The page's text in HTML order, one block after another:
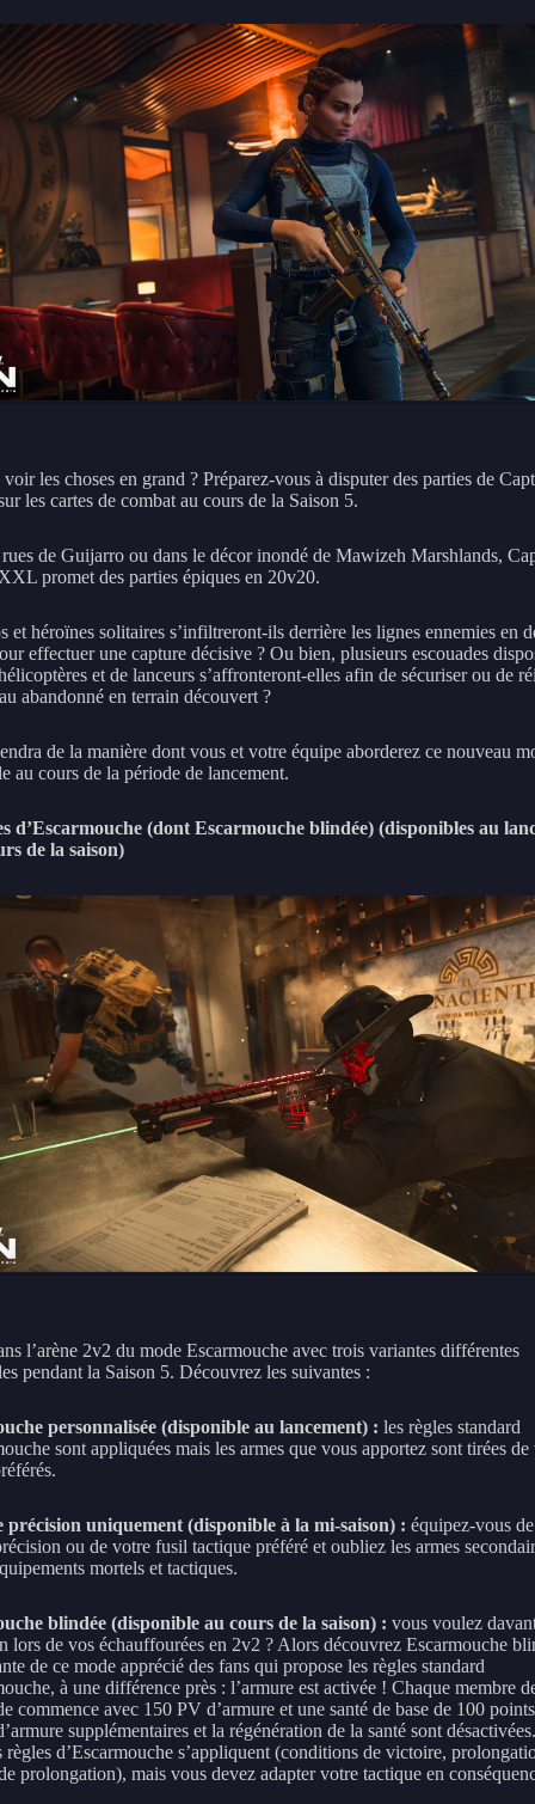
les choses en grand ? Préparez-vous à disputer des parties de
les cartes de combat au cours de la Saison 5.
de Guijarro ou dans le décor inondé de Mawizeh Marshlands,
promet des parties épiques en 20v20.
et héroïnes solitaires s’infiltreront-ils derrière les lignes ennemies en
effectuer une capture décisive ? Ou bien, plusieurs escouades
et de lanceurs s’affronteront-elles afin de sécuriser ou de
abandonné en terrain découvert ?
de la manière dont vous et votre équipe aborderez ce nouveau
au cours de la période de lancement.
d’Escarmouche (dont Escarmouche blindée) (disponibles au
de la saison)
l’arène 2v2 du mode Escarmouche avec trois variantes différentes
pendant la Saison 5. Découvrez les suivantes :
personnalisée (disponible au lancement) : les règles standard
sont appliquées mais les armes que vous apportez sont tirées de
précision uniquement (disponible à la mi-saison) : équipez-vous
ou de votre fusil tactique préféré et oubliez les armes
mortels et tactiques.
blindée (disponible au cours de la saison) : vous voulez
lors de vos échauffourées en 2v2 ? Alors découvrez Escarmouche
de ce mode apprécié des fans qui propose les règles standard
à une différence près : l’armure est activée ! Chaque membre
commence avec 150 PV d’armure et une santé de base de 100
supplémentaires et la régénération de la santé sont
règles d’Escarmouche s’appliquent (conditions de victoire,
prolongation), mais vous devez adapter votre tactique en